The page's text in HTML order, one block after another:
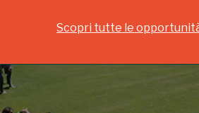
Scopri tutte le